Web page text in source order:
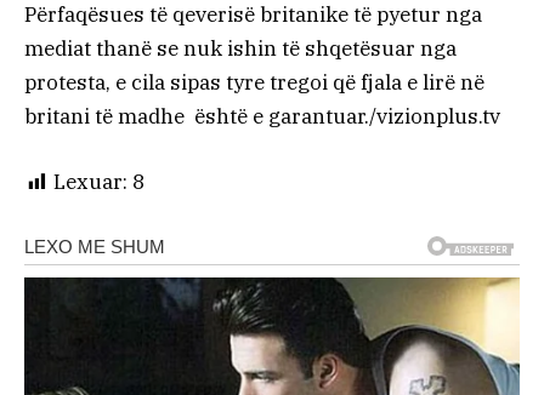
Përfaqësues të qeverisë britanike të pyetur nga
mediat thanë se nuk ishin të shqetësuar nga
protesta, e cila sipas tyre tregoi që fjala e lirë në
britani të madhe është e garantuar./vizionplus.tv
Lexuar: 8